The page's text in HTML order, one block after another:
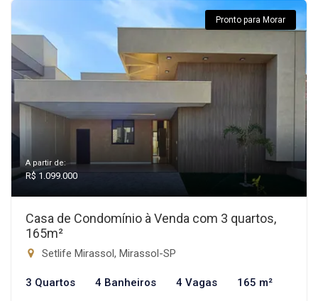
Pronto para Morar
A partir de:
R$ 1.099.000
Casa de Condomínio à Venda com 3 quartos,
165m²
Setlife Mirassol, Mirassol-SP
3 Quartos 4 Banheiros 4 Vagas 165 m²